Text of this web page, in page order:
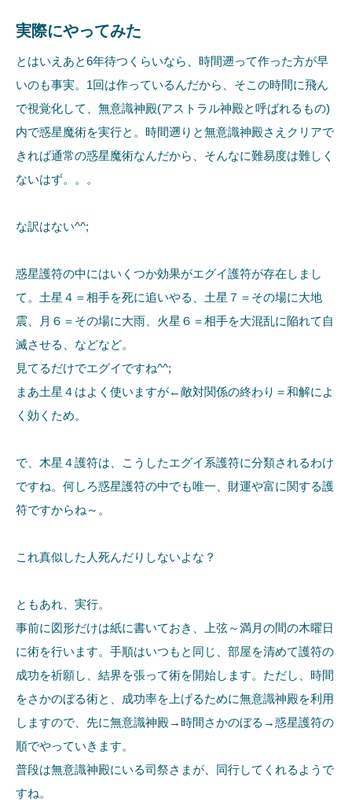
実際にやってみた
とはいえあと6年待つくらいなら、時間遡って作った方が早
いのも事実。1回は作っているんだから、そこの時間に飛ん
で視覚化して、無意識神殿(アストラル神殿と呼ばれるもの)
内で惑星魔術を実行と。時間遡りと無意識神殿さえクリアで
きれば通常の惑星魔術なんだから、そんなに難易度は難しく
ないはず。。。
な訳はない^^;
惑星護符の中にはいくつか効果がエグイ護符が存在しまし
て。土星４＝相手を死に追いやる、土星７＝その場に大地
震、月６＝その場に大雨、火星６＝相手を大混乱に陥れて自
滅させる、などなど。
見てるだけでエグイですね^^;
まあ土星４はよく使いますが←敵対関係の終わり＝和解によ
く効くため。
で、木星４護符は、こうしたエグイ系護符に分類されるわけ
ですね。何しろ惑星護符の中でも唯一、財運や富に関する護
符ですからね～。
これ真似した人死んだりしないよな？
ともあれ、実行。
事前に図形だけは紙に書いておき、上弦～満月の間の木曜日
に術を行います。手順はいつもと同じ、部屋を清めて護符の
成功を祈願し、結界を張って術を開始します。ただし、時間
をさかのぼる術と、成功率を上げるために無意識神殿を利用
しますので、先に無意識神殿→時間さかのぼる→惑星護符の
順でやっていきます。
普段は無意識神殿にいる司祭さまが、同行してくれるようで
すね。